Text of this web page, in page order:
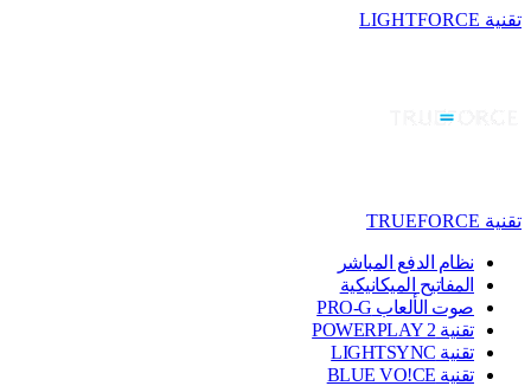
تقنية LIGHTFORCE
تقنية TRUEFORCE
نظام الدفع المباشر
المفاتيح الميكانيكية
صوت الألعاب PRO-G
تقنية ‏POWERPLAY 2
تقنية LIGHTSYNC
تقنية BLUE VO!CE